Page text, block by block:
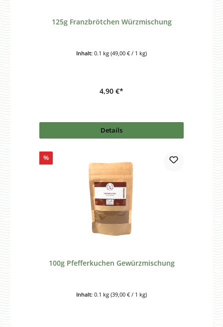
125g Franzbrötchen Würzmischung
Inhalt: 0.1 kg (49,00 € / 1 kg)
4,90 €*
Details
%Rabatt
100g Pfefferkuchen Gewürzmischung
Inhalt: 0.1 kg (39,00 € / 1 kg)